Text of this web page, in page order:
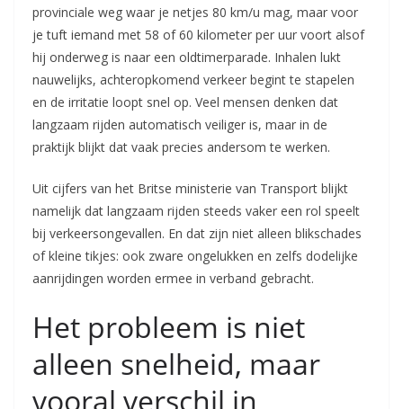
provinciale weg waar je netjes 80 km/u mag, maar voor
je tuft iemand met 58 of 60 kilometer per uur voort alsof
hij onderweg is naar een oldtimerparade. Inhalen lukt
nauwelijks, achteropkomend verkeer begint te stapelen
en de irritatie loopt snel op. Veel mensen denken dat
langzaam rijden automatisch veiliger is, maar in de
praktijk blijkt dat vaak precies andersom te werken.
Uit cijfers van het Britse ministerie van Transport blijkt
namelijk dat langzaam rijden steeds vaker een rol speelt
bij verkeersongevallen. En dat zijn niet alleen blikschades
of kleine tikjes: ook zware ongelukken en zelfs dodelijke
aanrijdingen worden ermee in verband gebracht.
Het probleem is niet
alleen snelheid, maar
vooral verschil in